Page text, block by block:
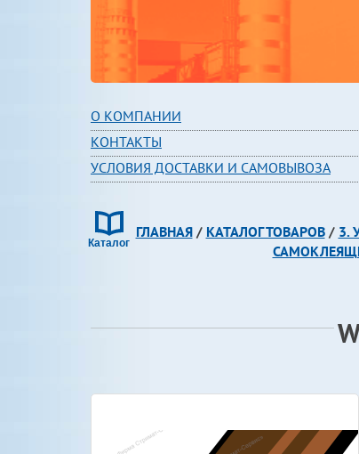
О КОМПАНИИ
КОНТАКТЫ
УСЛОВИЯ ДОСТАВКИ И САМОВЫВОЗА
ГЛАВНАЯ/ КАТАЛОГ ТОВАРОВ/ 3.